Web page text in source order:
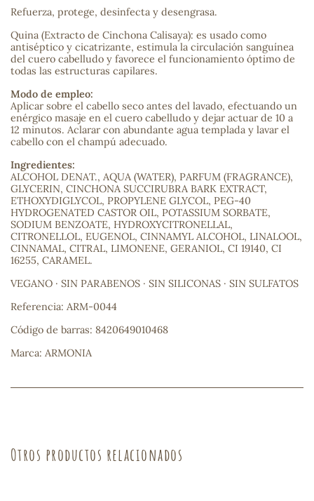
Refuerza, protege, desinfecta y desengrasa.
Quina (Extracto de Cinchona Calisaya): es usado como
antiséptico y cicatrizante, estimula la circulación sanguínea
del cuero cabelludo y favorece el funcionamiento óptimo de
todas las estructuras capilares.
Modo de empleo:
Aplicar sobre el cabello seco antes del lavado, efectuando un
enérgico masaje en el cuero cabelludo y dejar actuar de 10 a
12 minutos. Aclarar con abundante agua templada y lavar el
cabello con el champú adecuado.
Ingredientes:
ALCOHOL DENAT., AQUA (WATER), PARFUM (FRAGRANCE),
GLYCERIN, CINCHONA SUCCIRUBRA BARK EXTRACT,
ETHOXYDIGLYCOL, PROPYLENE GLYCOL, PEG-40
HYDROGENATED CASTOR OIL, POTASSIUM SORBATE,
SODIUM BENZOATE, HYDROXYCITRONELLAL,
CITRONELLOL, EUGENOL, CINNAMYL ALCOHOL, LINALOOL,
CINNAMAL, CITRAL, LIMONENE, GERANIOL, CI 19140, CI
16255, CARAMEL.
VEGANO · SIN PARABENOS · SIN SILICONAS · SIN SULFATOS
Referencia: ARM-0044
Código de barras: 8420649010468
Marca: ARMONIA
Otros productos relacionados